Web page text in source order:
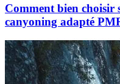
Comment bien choisir
canyoning adapté